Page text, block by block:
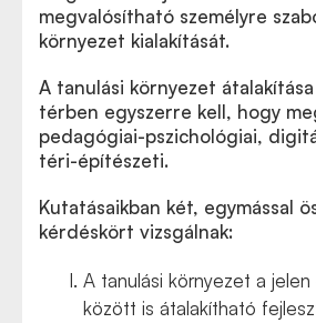
megvalósítható személyre
környezet kialakítását.
A tanulási környezet
térben egyszerre kell, hogy
pedagógiai-pszichológiai,
téri-építészeti.
Kutatásaikban két, egymással
kérdéskört vizsgálnak:
A tanulási környezet a
között is átalakítható